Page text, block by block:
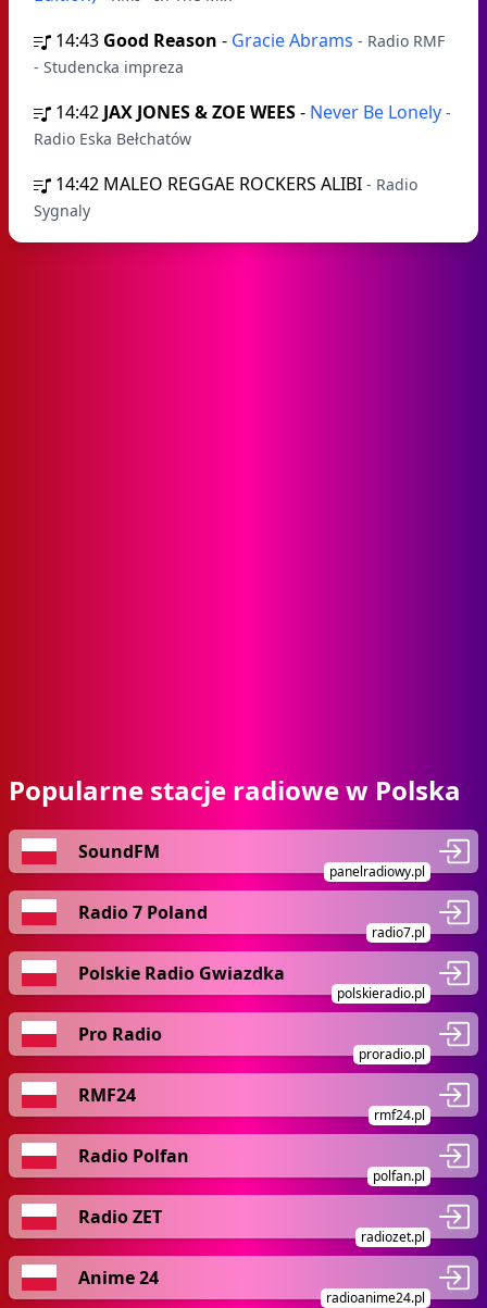
14:43 Good Reason - Gracie Abrams - Radio RMF
- Studencka impreza
14:42 JAX JONES & ZOE WEES- Never Be Lonely -
Radio Eska Bełchatów
14:42 MALEO REGGAE ROCKERS ALIBI - Radio
Sygnaly
Popularne stacje radiowe w Polska
SoundFM
panelradiowy.pl
Radio 7 Poland
radio7.pl
Polskie Radio Gwiazdka
polskieradio.pl
Pro Radio
proradio.pl
RMF24
rmf24.pl
Radio Polfan
polfan.pl
Radio ZET
radiozet.pl
Anime 24
radioanime24.pl